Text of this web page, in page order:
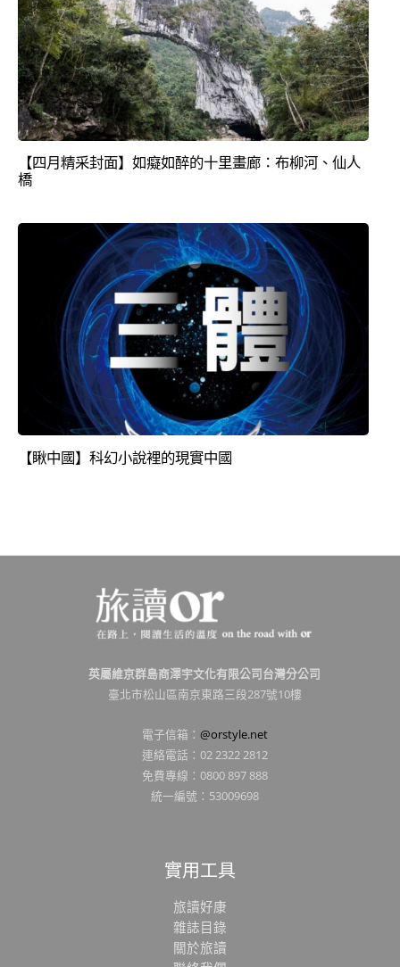
【四月精采封面】如癡如醉的十里畫廊：布柳河、仙人
橋
【瞅中國】科幻小說裡的現實中國
英屬維京群島商澤宇文化有限公司台灣分公司
臺北市松山區南京東路三段287號10樓
電子信箱： @orstyle.net
連絡電話：02 2322 2812
免費專線：0800 897 888
統一編號：53009698
實用工具
旅讀好康
雜誌目錄
關於旅讀